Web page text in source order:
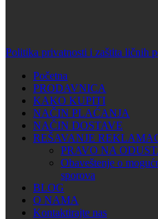
Politika privatnosti i zaštita ličnih
Početna
PRODAVNICA
KAKO KUPITI
NAČIN PLAĆANJA
NAČIN DOSTAVE
REŠAVANJE
PRAVO NA
Obaveštenje o
sporova
BLOG
O NAMA
Kontaktirajte nas